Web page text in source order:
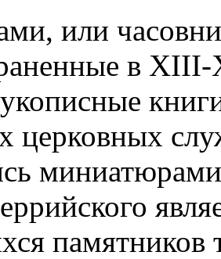
или
в
церковных
памятников